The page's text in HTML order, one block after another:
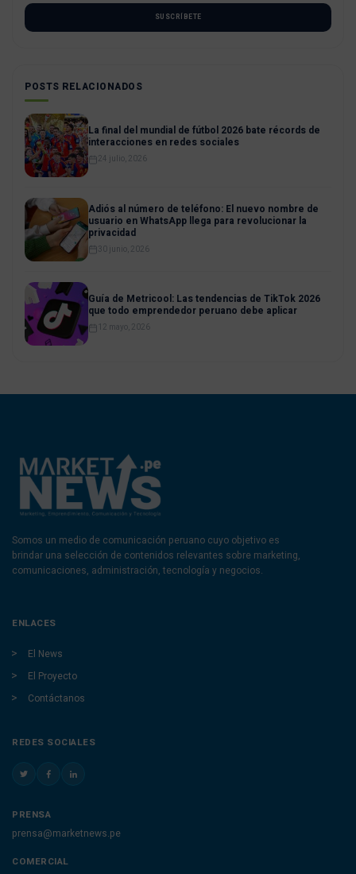
SUSCRÍBETE
POSTS RELACIONADOS
La final del mundial de fútbol 2026 bate récords de
interacciones en redes sociales
24 julio, 2026
Adiós al número de teléfono: El nuevo nombre de
usuario en WhatsApp llega para revolucionar la
privacidad
30 junio, 2026
Guía de Metricool: Las tendencias de TikTok 2026
que todo emprendedor peruano debe aplicar
12 mayo, 2026
Somos un medio de comunicación peruano cuyo objetivo es
brindar una selección de contenidos relevantes sobre marketing,
comunicaciones, administración, tecnología y negocios.
ENLACES
El News
El Proyecto
Contáctanos
REDES SOCIALES
PRENSA
prensa@marketnews.pe
COMERCIAL